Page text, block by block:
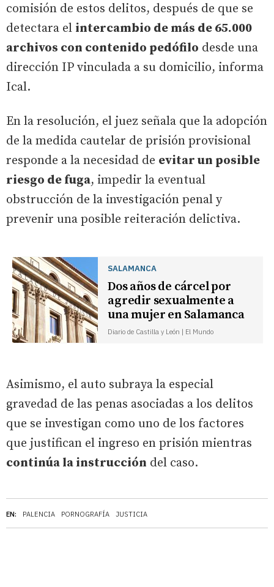
EN: PALENCIA PORNOGRAFÍA JUSTICIA
comisión de estos delitos, después de que se
detectara el intercambio de más de 65.000
archivos con contenido pedófilo desde una
dirección IP vinculada a su domicilio, informa
Ical.
En la resolución, el juez señala que la adopción
de la medida cautelar de prisión provisional
responde a la necesidad de evitar un posible
riesgo de fuga, impedir la eventual
obstrucción de la investigación penal y
prevenir una posible reiteración delictiva.
SALAMANCA
Dos años de cárcel por
agredir sexualmente a
una mujer en Salamanca
Diario de Castilla y León | El Mundo
Asimismo, el auto subraya la especial
gravedad de las penas asociadas a los delitos
que se investigan como uno de los factores
que justifican el ingreso en prisión mientras
continúa la instrucción del caso.